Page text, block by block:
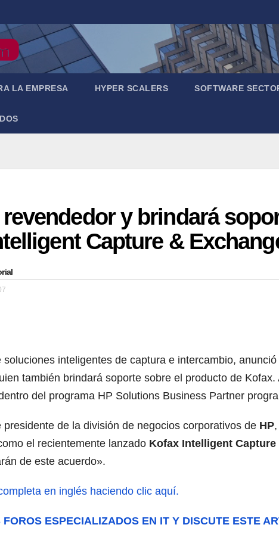
LA EMPRESA HYPER SCALERS SOFTWARE
revendedor y brindará
Capture &
soluciones inteligentes de captura e intercambio,
también brindará soporte sobre el producto de
del programa HP Solutions Business Partner
presidente de la división de negocios corporativos de HP
el recientemente lanzado Kofax Intelligent Capture
de este acuerdo».
en inglés haciendo clic aquí.
FOROS ESPECIALIZADOS EN IT Y DISCUTE ESTE